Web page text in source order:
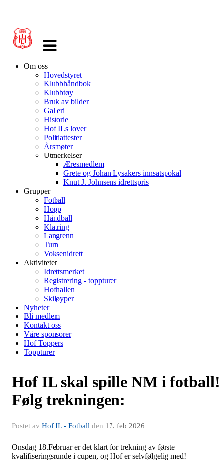
navigasjon
Om oss
Hovedstyret
Klubbhåndbok
Klubbtøy
Bruk av bilder
Galleri
Historie
Hof ILs lover
Politiattester
Årsmøter
Utmerkelser
Æresmedlem
Grete og Johan Lysakers innsatspokal
Knut J. Johnsens idrettspris
Grupper
Fotball
Hopp
Håndball
Klatring
Langrenn
Turn
Voksenidrett
Aktiviteter
Idrettsmerket
Registrering - toppturer
Hofhallen
Skiløyper
Nyheter
Bli medlem
Kontakt oss
Våre sponsorer
Hof Toppers
Toppturer
Hof IL skal spille NM i fotball!
Følg trekningen:
Postet av Hof IL - Fotball den 17. feb 2026
Onsdag 18.Februar er det klart for trekning av første
kvalifiseringsrunde i cupen, og Hof er selvfølgelig med!